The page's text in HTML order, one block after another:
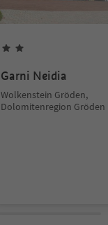
Garni Neidia
Wolkenstein Gröden,
Dolomitenregion Gröden